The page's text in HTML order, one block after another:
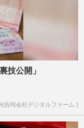
技公開」
合同会社デジタルファーム )